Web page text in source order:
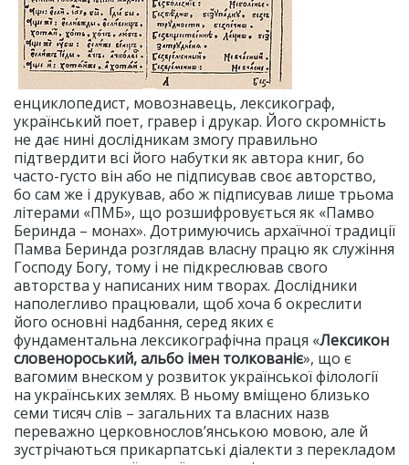
енциклопедист, мовознавець, лексикограф,
український поет, гравер і друкар. Його скромність
не дає нині дослідникам змогу правильно
підтвердити всі його набутки як автора книг, бо
часто-густо він або не підписував своє авторство,
бо сам же і друкував, або ж підписував лише трьома
літерами «ПМБ», що розшифровується як «Памво
Беринда – монах». Дотримуючись архаїчної традиції
Памва Беринда розглядав власну працю як служіння
Господу Богу, тому і не підкреслював свого
авторства у написаних ним творах. Дослідники
наполегливо працювали, щоб хоча б окреслити
його основні надбання, серед яких є
фундаментальна лексикографічна праця «Лексикон
словенороський, альбо імен толкованіє», що є
вагомим внеском у розвиток української філології
на українських землях. В ньому вміщено близько
семи тисяч слів – загальних та власних назв
переважно церковнослов’янською мовою, але й
зустрічаються прикарпатські діалекти з перекладом